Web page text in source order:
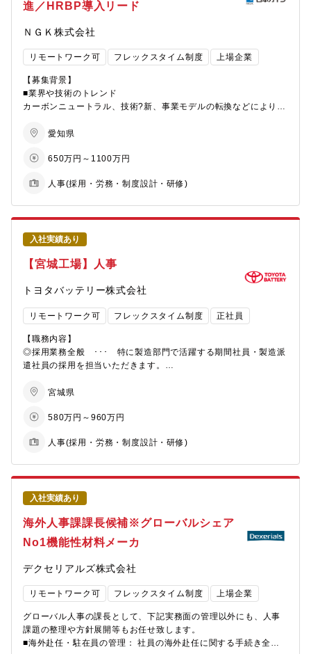
の人事勤労部門と連携しながら、多様な働き方をする多様な社員
のエンゲージメント・ウェルビーイング向上をかなえる労働・雇
また、幅広い事業を有する日立グループ内での活動に止まらず、
経団連や各省庁等とのディスカッションや他社の人事担当の方と
の情報交換を通じて、HRとしての知見・専門性を深める機会も多
くあります。
組織と個々の社員のパフォーマンスの最大化により会社と個人の
安全な職場で行えることが重要です。
様々な取り組みを行ってきていますが、法改正や世の中の動向も
①配属グループは計11名。本社人財部門やビジネスユニット、グ
ループ会社の人財部門のメンバー、経団連や省庁等の社外関係者
と広くコミュニケーションを取りながら、専門性を高めていま
②勤務場所は本社（日本生命丸の内ビル）ですが、在宅でのリモ
き方をしています。
【配属組織について（概要・ミッション）】
諸制度の企画、社員のパフォーマンス向上に資する働き方に関す
る企画、並びにその実行に向けた労働組合との労使折衝等を行っ
ています。法改正や世の中の動向を鑑み、会社として必要な対策
を先手を打って企画・実行し準備をするとともに、社員一人ひと
向上に繋げるために重要な役割です。
【福利厚生】
住宅手当（最大60万円/年）、寮・社宅、カフェテリアプラン
（12.2万円相当/年）、子ども・介護等支援手当、仕事と育児・介
護の両立に関する各種支援制度（両立費用の支援、相談窓口な
ど）、持株制度、退職金制度、企業年金制度など
のオファー面談にてご確認ください。
・従業員のトラブル対応
・ハラスメント研修立案から実行
・派遣社員対応
・従業員表彰 等
【キャリアパス】
人事制度企画業務や人事考課、昇格制度の運営・改定等にもチャ
く、人事としてのキャリアの幅を広げる機会が多くあります。
（石川県）、宮崎工場（宮崎県）での総務・人事業務など幅広い
事業単独の最適目線で、最適解を見出すことが求められます。
で人事として必要な様々な知識・経験を得ることができるだけで
また、採用業務においては事業別、職種別採用を行っていますの
当社の基幹事業である、インダストリアル事業、航空宇宙事業、
メディカル事業、いずれの事業においても、既存事業の推進だけ
でなく、社会的に新たな取り組みが求められ、注力をしていま
これらの経営戦略を実現するために、チームメンバーや協力企業
などのステークホルダーを巻き込みながら組織やプロジェクトを
牽引する「中核人材」と事業の最前線において高度な技能・知
識・経験をもって、「技術の日機装」の根幹を支える「専門人
針です。
また、すべての従業員が自分らしさを発揮し活き活きと働きがい
を感じて働くことができるよう、安全かつ健康で安心して柔軟な
働き方ができる労働環境を整備するとともに、上司と部下のコミ
ュニケーションを通じた相互理解を図り、チャレンジを促進する
自由闊達な組織風土を育むことにより、従業員の活躍の最大化に
取り組んでいきます。
要な様々な取り組みを実行するために、人事部の組織体制の強化
進／HRBP導入リード
ＮＧＫ株式会社
リモートワーク可 フレックスタイム制度 上場企業
【募集背景】
■業界や技術のトレンド
カーボンニュートラル、技術?新、事業モデルの転換などにより、
化している。?材に求められる能?や役割も急速に変化しており、
計し直す必要性が?まっている。
■事業や部門の大方針
び、実?できる状態をつくることが
本ポジションは、HRBPモデルの設計・展開という全社的インパ
のDivisionに深く?り込む実践型HRBPの両方を同時に経験でき
制度を作るだけでなく、「実装し、動かし、根付かせる」ことそ
のものがプロジェクトであり、ロードマップも?ら描くことができ
る
【求める人物像】
・事業課題を?・組織の?葉に翻訳し、施策に落とし込める?材
・表に出ない違和感や小さな課題を?逃さず、?ら拾いにいけるス
タンスを持つ方
る、現場の声に共感しながらも?事の視点も大事にできるバランス
感覚を持つ方
・HRBPを「?事制度実?の代理?」ではなく、事業にコミットする
伴?者として体現できる方
【職務の特色】
■部門のミッション
質とスピードを引き上げ、事業成
・HRBPの「型」を現場で試し、磨き、横展開していくゼロイチ
フェーズ
・事業責任者との近い距離での意思決定・実?
愛知県
650万円～1100万円
人事(採用・労務・制度設計・研修)
入社実績あり
【宮城工場】人事
トヨタバッテリー株式会社
リモートワーク可 フレックスタイム制度 正社員
【職務内容】
◎採用業務全般 ･･･ 特に製造部門で活躍する期間社員・製造派
遣社員の採用を担当いただきます。
し、製造派遣社員の定着率向上施策を検討・実施いただきます。
【仕事の魅力】
の立場から会社を支えられるやりがいがあります。・採用は技
環境づくりに直接関わることができます。
【キャリアプラン】
①まずは製造部門における期間社員・製造派遣社員の採用・管理
を担当いただきます。
②その後、高卒・学卒定期採用やキャリア採用へと担当領域を広
連携し、東北出身者の採用促進にも携わっていただきます。
【職場のイメージ・ミッション】
■職場のイメージ・現在は7名体制の少数精鋭。互いに助け合い、
声を掛け合いながら一丸となって業務に取り組んでいます。・宮
宮城県
580万円～960万円
人事(採用・労務・制度設計・研修)
入社実績あり
海外人事課課長候補※グローバルシェア
No1機能性材料メーカ
デクセリアルズ株式会社
リモートワーク可 フレックスタイム制度 上場企業
グローバル人事の課長として、下記実務面の管理以外にも、人事
課題の整理や方針展開等もお任せ致します。
■海外赴任・駐在員の管理： 社員の海外赴任に関する手続き全般